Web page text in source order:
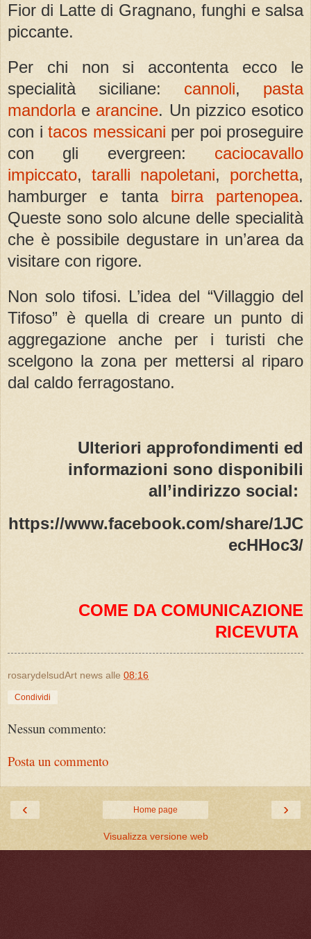
Fior di Latte di Gragnano, funghi e salsa
piccante.
Per chi non si accontenta ecco le
specialità siciliane: cannoli, pasta
mandorlae arancine. Un pizzico esotico
con i tacos messicani per poi proseguire
con gli evergreen: caciocavallo
impiccato, taralli napoletani, porchetta,
hamburger e tanta birra partenopea.
Queste sono solo alcune delle specialità
che è possibile degustare in un’area da
visitare con rigore.
Non solo tifosi. L’idea del “Villaggio del
Tifoso” è quella di creare un punto di
aggregazione anche per i turisti che
scelgono la zona per mettersi al riparo
dal caldo ferragostano.
Ulteriori approfondimenti ed
informazioni sono disponibili
all’indirizzo social:
https://www.facebook.com/share/1JC
ecHHoc3/
COME DA COMUNICAZIONE
RICEVUTA
rosarydelsudArt news alle 08:16
Condividi
Nessun commento:
Posta un commento
‹ ›
Home page
Visualizza versione web